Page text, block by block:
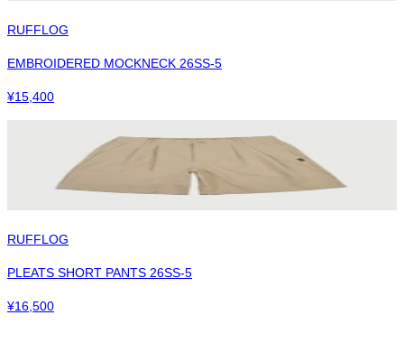
RUFFLOG
EMBROIDERED MOCKNECK 26SS-5
¥15,400
RUFFLOG
PLEATS SHORT PANTS 26SS-5
¥16,500